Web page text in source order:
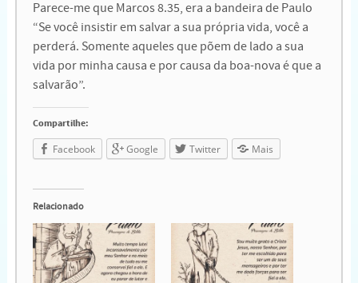
Parece-me que Marcos 8.35, era a bandeira de Paulo
“Se você insistir em salvar a sua própria vida, você a
perderá. Somente aqueles que põem de lado a sua
vida por minha causa e por causa da boa-nova é que a
salvarão”.
Compartilhe:
Facebook Google Twitter Mais
Relacionado